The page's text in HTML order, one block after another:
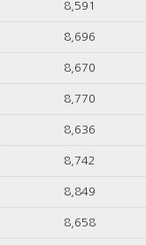
8,591
8,696
8,670
8,770
8,636
8,742
8,849
8,658